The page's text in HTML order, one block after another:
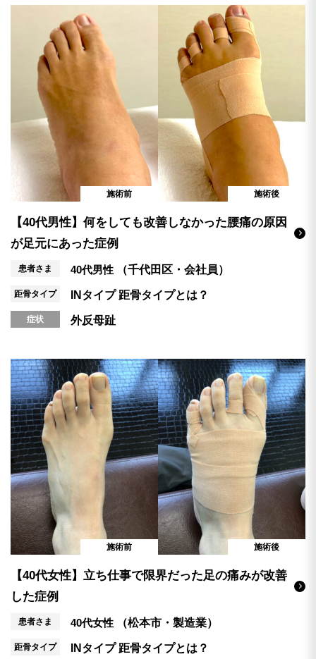
施術前 施術後
【40代男性】何をしても改善しなかった腰痛の原因
が足元にあった症例
患者さま 40代男性 （千代田区・会社員）
距骨タイプ INタイプ 距骨タイプとは？
症状 外反母趾
施術前 施術後
【40代女性】立ち仕事で限界だった足の痛みが改善
した症例
患者さま 40代女性 （松本市・製造業）
距骨タイプ INタイプ 距骨タイプとは？